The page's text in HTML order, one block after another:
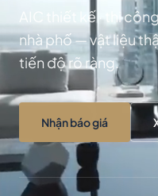
AIC thiết kế · thi
nhà phố — vật liệu
tiến độ rõ ràng.
Nhận báo giá